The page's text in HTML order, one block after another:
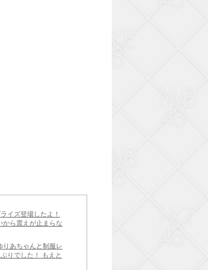
イズ登場したよ！
から震えが止まらな
りあちゃんと制服レ
りでした！ もえと